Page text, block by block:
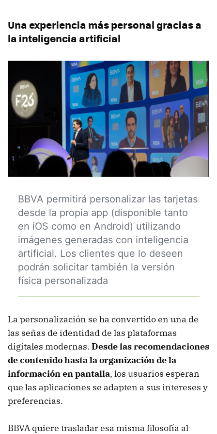
Una experiencia más personal gracias a
la inteligencia artificial
BBVA permitirá personalizar las tarjetas
desde la propia app (disponible tanto
en iOS como en Android) utilizando
imágenes generadas con inteligencia
artificial. Los clientes que lo deseen
podrán solicitar también la versión
física personalizada
La personalización se ha convertido en una de
las señas de identidad de las plataformas
digitales modernas. Desde las recomendaciones
de contenido hasta la organización de la
información en pantalla, los usuarios esperan
que las aplicaciones se adapten a sus intereses y
preferencias.
BBVA quiere trasladar esa misma filosofía al